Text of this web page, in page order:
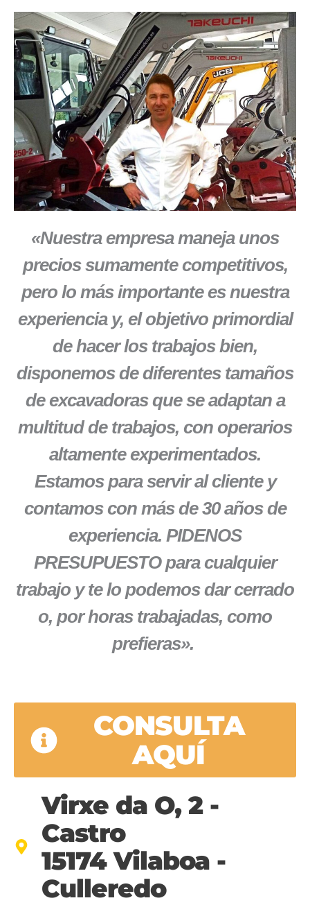
«Nuestra empresa maneja unos
precios sumamente competitivos,
pero lo más importante es nuestra
experiencia y, el objetivo primordial
de hacer los trabajos bien,
disponemos de diferentes tamaños
de excavadoras que se adaptan a
multitud de trabajos, con operarios
altamente experimentados.
Estamos para servir al cliente y
contamos con más de 30 años de
experiencia. PIDENOS
PRESUPUESTO para cualquier
trabajo y te lo podemos dar cerrado
o, por horas trabajadas, como
prefieras».
CONSULTA
AQUÍ
Virxe da O, 2 -
Castro
15174 Vilaboa -
Culleredo